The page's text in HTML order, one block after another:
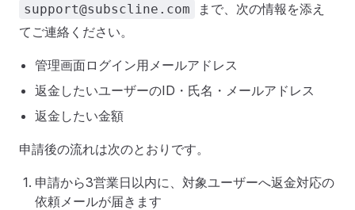
support@subscline.com
まで、次の情報を添え
てご連絡ください。
管理画面ログイン用メールアドレス
返金したいユーザーのID・氏名・メールアドレス
返金したい金額
申請後の流れは次のとおりです。
申請から3営業日以内に、対象ユーザーへ返金対応の
依頼メールが届きます